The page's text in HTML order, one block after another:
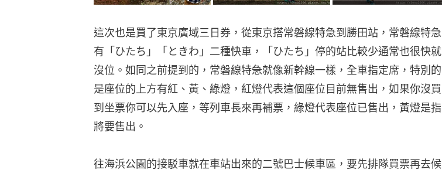
這次也是買了東京廣域三日券，從東京搭常磐線特急到勝田站，常磐線特急
有「ひたち」「ときわ」二種快車，「ひたち」停的站比較少通常也很快就
沒位。如同之前提到的，常磐線特急就像新幹線一樣，全車指定席，特別的
是座位的上方有紅、黃、綠燈，紅燈代表這個座位目前無售出，如果你沒買
到坐票你可以先入座，等列車長來再補票，綠燈代表座位已售出，黃燈是指
將要售出。
往海浜公園的接駁車就在車站出來的二號巴士候車區，要先排隊買票再去候